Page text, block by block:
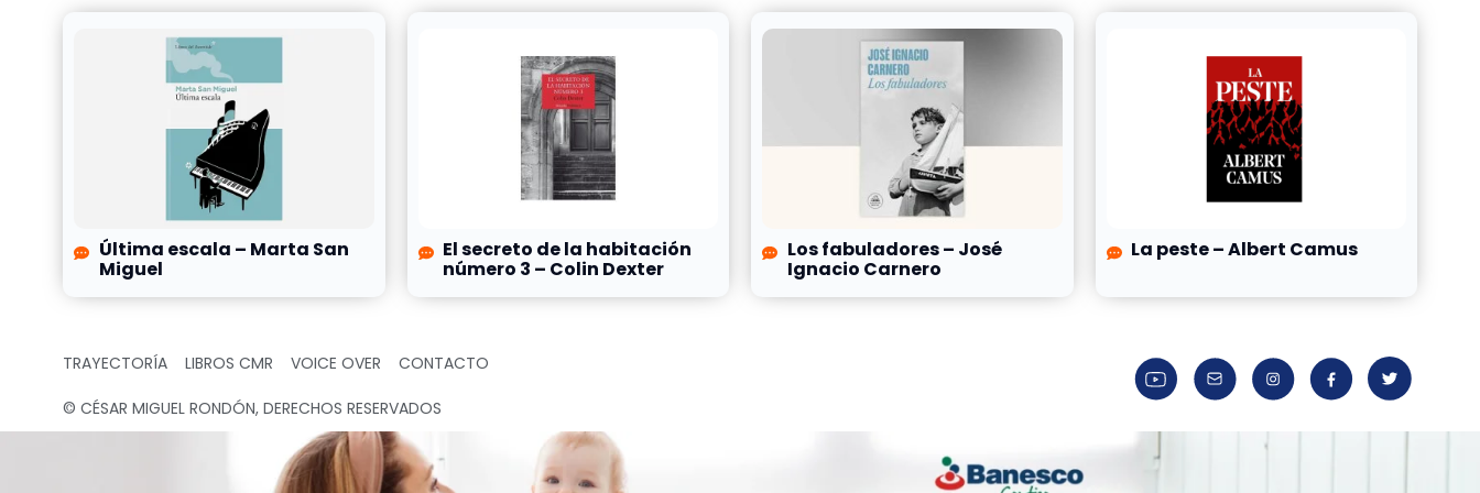
Última escala – Marta San
Miguel
El secreto de la habitación
número 3 – Colin Dexter
Los fabuladores – José
Ignacio Carnero
La peste – Albert Camus
TRAYECTORÍA LIBROS CMR VOICE OVER CONTACTO
© CÉSAR MIGUEL RONDÓN, DERECHOS RESERVADOS